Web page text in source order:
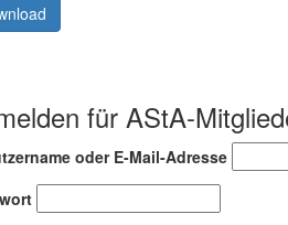
für AStA-
oder E-Mail-Adresse